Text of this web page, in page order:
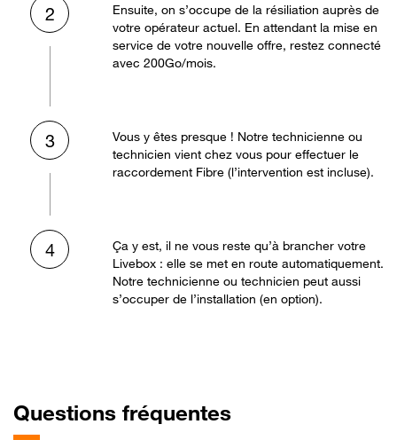
2
Ensuite, on s’occupe de la résiliation auprès de
votre opérateur actuel. En attendant la mise en
service de votre nouvelle offre, restez connecté
avec 200Go/mois.
3
Vous y êtes presque ! Notre technicienne ou
technicien vient chez vous pour effectuer le
raccordement Fibre (l’intervention est incluse).
4
Ça y est, il ne vous reste qu’à brancher votre
Livebox : elle se met en route automatiquement.
Notre technicienne ou technicien peut aussi
s’occuper de l’installation (en option).
Questions fréquentes